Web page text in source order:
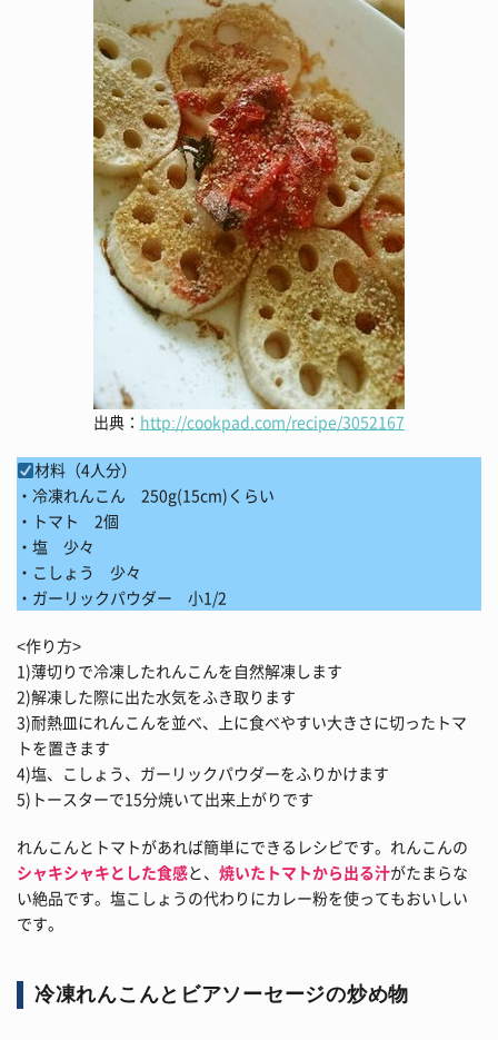
出典： http://cookpad.com/recipe/3052167
材料（4人分）
・冷凍れんこん 250g(15cm)くらい
・トマト 2個
・塩 少々
・こしょう 少々
・ガーリックパウダー 小1/2
<作り方>
1)薄切りで冷凍したれんこんを自然解凍します
2)解凍した際に出た水気をふき取ります
3)耐熱皿にれんこんを並べ、上に食べやすい大きさに切ったトマ
トを置きます
4)塩、こしょう、ガーリックパウダーをふりかけます
5)トースターで15分焼いて出来上がりです
れんこんとトマトがあれば簡単にできるレシピです。れんこんの
シャキシャキとした食感と、 焼いたトマトから出る汁がたまらな
い絶品です。塩こしょうの代わりにカレー粉を使ってもおいしい
です。
冷凍れんこんとビアソーセージの炒め物